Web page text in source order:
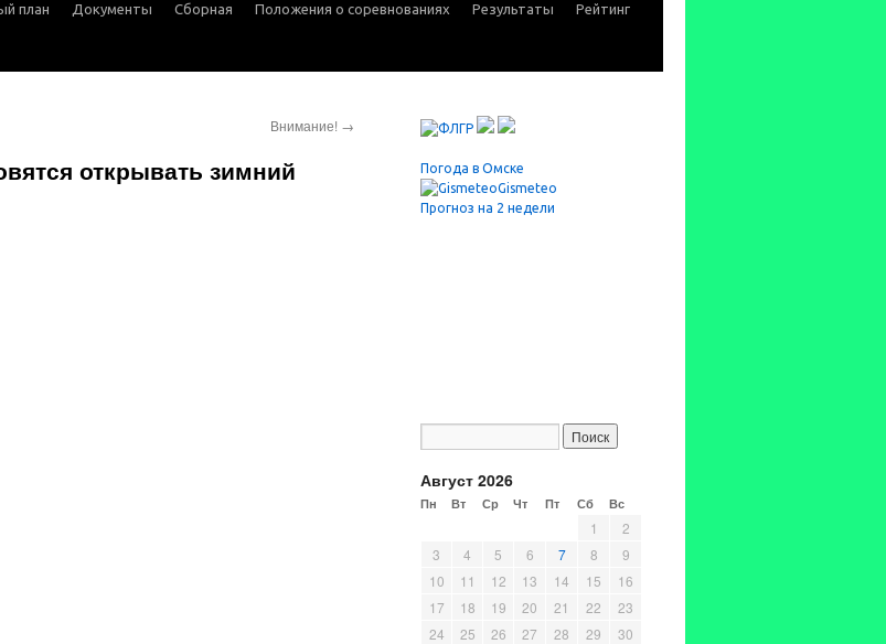
план Документы Сборная Положения о соревнованиях Результаты Рейтинг
Внимание! →
открывать зимний
Погода в Омске
Gismeteo
Прогноз на 2 недели
Август 2026
Пн Вт Ср Чт Пт Сб Вс
1
2
3
4 5 6 7 8
9
10
11 12 13 14 15
16
17
18 19 20 21 22
23
24
25 26 27 28 29
30